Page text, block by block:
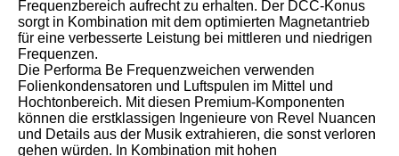
Frequenzbereich aufrecht zu erhalten. Der DCC-Konus
sorgt in Kombination mit dem optimierten Magnetantrieb
für eine verbesserte Leistung bei mittleren und niedrigen
Frequenzen.
Die Performa Be Frequenzweichen verwenden
Folienkondensatoren und Luftspulen im Mittel und
Hochtonbereich. Mit diesen Premium-Komponenten
können die erstklassigen Ingenieure von Revel Nuancen
und Details aus der Musik extrahieren, die sonst verloren
gehen würden. In Kombination mit hohen